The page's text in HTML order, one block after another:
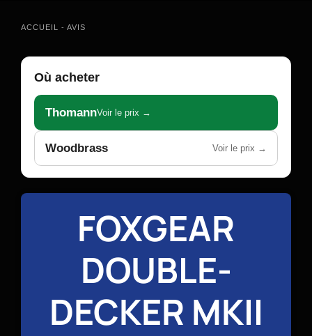
ACCUEIL - AVIS
Où acheter
ThomannVoir le prix →
Woodbrass Voir le prix →
FOXGEAR
DOUBLE-
DECKER MKII